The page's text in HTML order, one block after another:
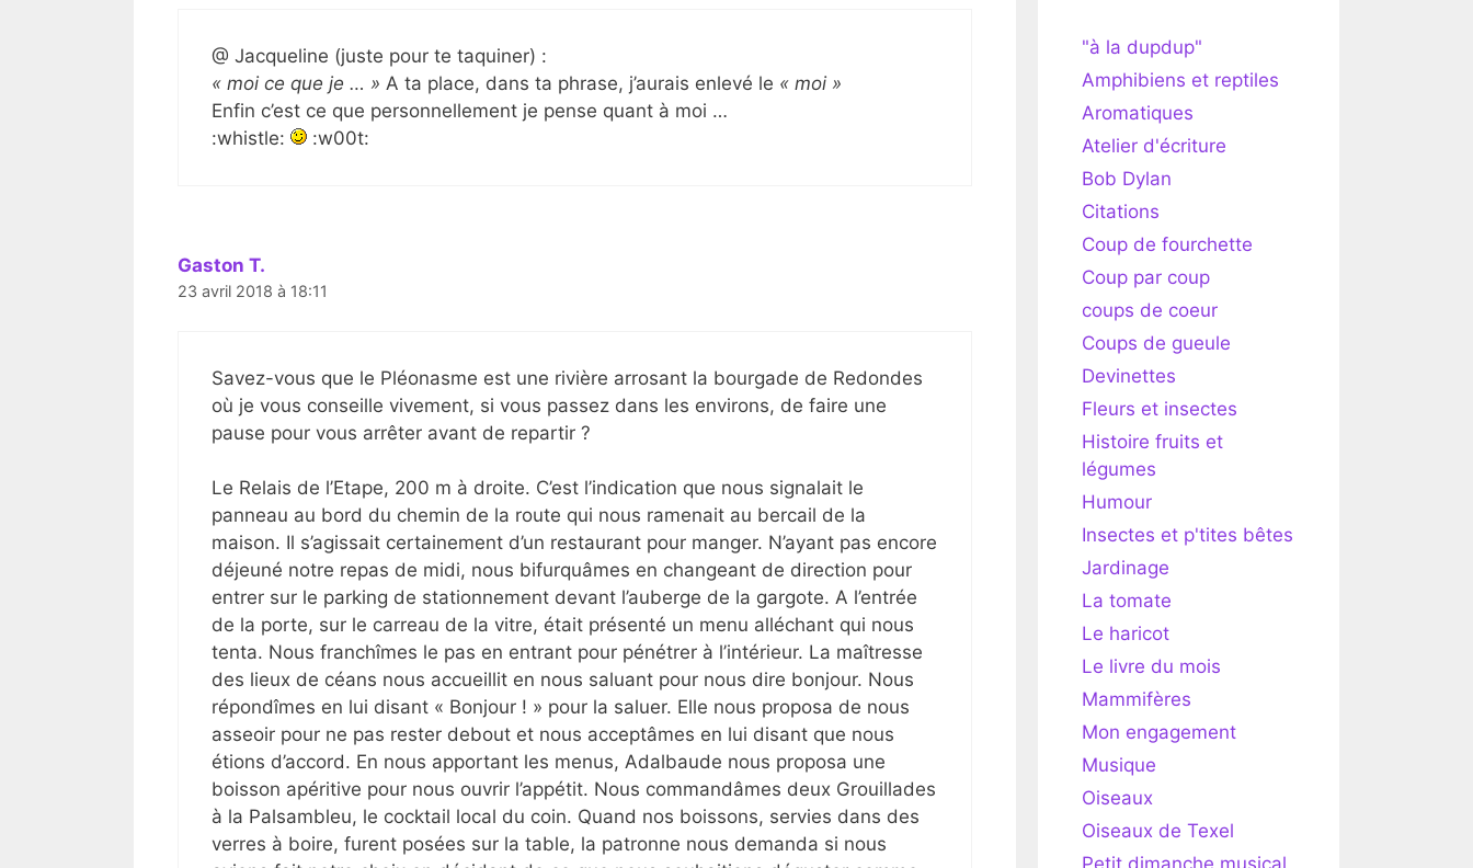
@ Jacqueline (juste pour te taquiner) :
« moi ce que je … » A ta place, dans ta phrase, j’aurais enlevé le « moi »
Enfin c’est ce que personnellement je pense quant à moi …
:whistle:
:w00t:
Gaston T.
23 avril 2018 à 18:11
Savez-vous que le Pléonasme est une rivière arrosant la bourgade de Redondes
où je vous conseille vivement, si vous passez dans les environs, de faire une
pause pour vous arrêter avant de repartir ?
Le Relais de l’Etape, 200 m à droite. C’est l’indication que nous signalait le
panneau au bord du chemin de la route qui nous ramenait au bercail de la
maison. Il s’agissait certainement d’un restaurant pour manger. N’ayant pas encore
déjeuné notre repas de midi, nous bifurquâmes en changeant de direction pour
entrer sur le parking de stationnement devant l’auberge de la gargote. A l’entrée
de la porte, sur le carreau de la vitre, était présenté un menu alléchant qui nous
tenta. Nous franchîmes le pas en entrant pour pénétrer à l’intérieur. La maîtresse
des lieux de céans nous accueillit en nous saluant pour nous dire bonjour. Nous
répondîmes en lui disant « Bonjour ! » pour la saluer. Elle nous proposa de nous
asseoir pour ne pas rester debout et nous acceptâmes en lui disant que nous
étions d’accord. En nous apportant les menus, Adalbaude nous proposa une
boisson apéritive pour nous ouvrir l’appétit. Nous commandâmes deux Grouillades
à la Palsambleu, le cocktail local du coin. Quand nos boissons, servies dans des
verres à boire, furent posées sur la table, la patronne nous demanda si nous
"à la dupdup"
Amphibiens et reptiles
Aromatiques
Atelier d'écriture
Bob Dylan
Citations
Coup de fourchette
Coup par coup
coups de coeur
Coups de gueule
Devinettes
Fleurs et insectes
Histoire fruits et
légumes
Humour
Insectes et p'tites bêtes
Jardinage
La tomate
Le haricot
Le livre du mois
Mammifères
Mon engagement
Musique
Oiseaux
Oiseaux de Texel
Petit dimanche musical